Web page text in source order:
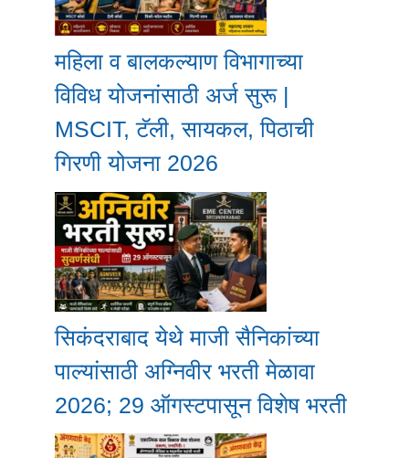
महिला व बालकल्याण विभागाच्या
विविध योजनांसाठी अर्ज सुरू |
MSCIT, टॅली, सायकल, पिठाची
गिरणी योजना 2026
सिकंदराबाद येथे माजी सैनिकांच्या
पाल्यांसाठी अग्निवीर भरती मेळावा
2026; 29 ऑगस्टपासून विशेष भरती